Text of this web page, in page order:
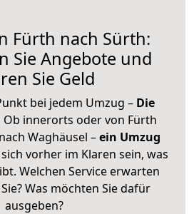
Fürth nach Sürth:
Sie Angebote und
Sie Geld
bei jedem Umzug – Die
Ob innerorts oder von Fürth
Waghäusel –ein Umzug
vorher im Klaren sein, was
Welchen Service erwarten
Was möchten Sie dafür
ausgeben?